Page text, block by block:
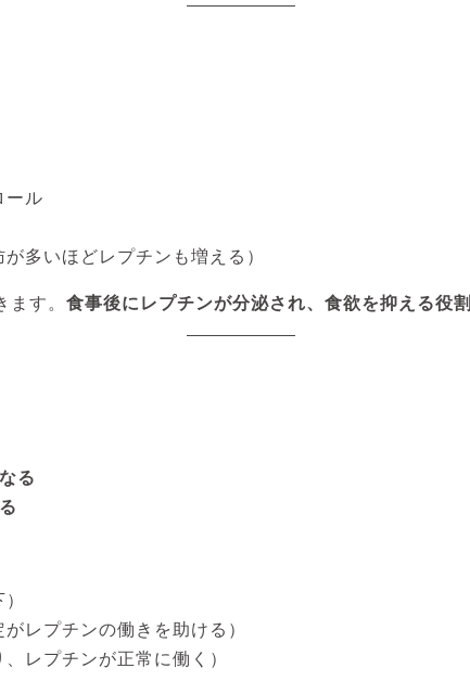
ール
多いほどレプチンも増える）
す。 食事後にレプチンが分泌され、食欲を抑える役割
る
がレプチンの働きを助ける）
レプチンが正常に働く）